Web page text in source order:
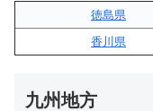
徳島県
香川県
九州地方